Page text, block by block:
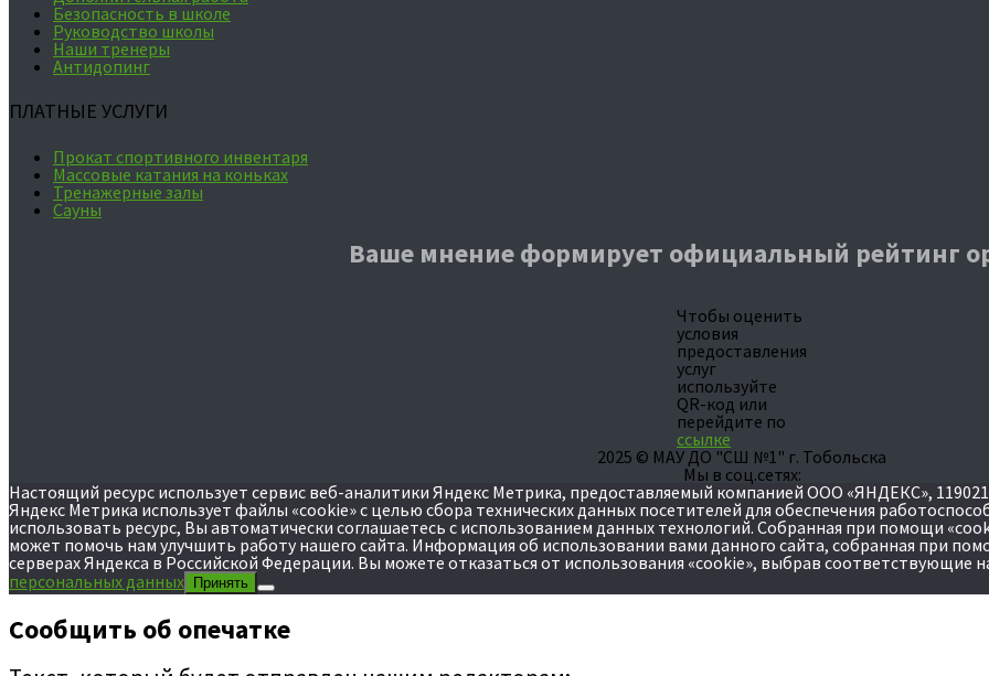
Безопасность в школе
Руководство школы
Наши тренеры
Антидопинг
ПЛАТНЫЕ УСЛУГИ
Прокат спортивного инвентаря
Массовые катания на коньках
Тренажерные залы
Сауны
Ваше мнение формирует официальный рейтинг
Чтобы оценить
условия
предоставления
услуг
используйте
QR-код или
перейдите по
ссылке
2025 © МАУ ДО "СШ №1" г. Тобольска
Мы в соц.сетях:
Настоящий ресурс использует сервис веб-аналитики Яндекс Метрика, предоставляемый компанией ООО «ЯНДЕКС»,
Яндекс Метрика использует файлы «cookie» с целью сбора технических данных посетителей для обеспечения
использовать ресурс, Вы автоматически соглашаетесь с использованием данных технологий. Собранная при помощи
может помочь нам улучшить работу нашего сайта. Информация об использовании вами данного сайта, собранная при
серверах Яндекса в Российской Федерации. Вы можете отказаться от использования «cookie», выбрав соответствующие
персональных данных
Принять
Сообщить об опечатке